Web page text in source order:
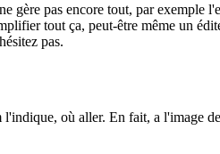
gère pas encore tout, par
tout ça, peut-être même un
pas.
l'indique, où aller. En fait, a l'image de